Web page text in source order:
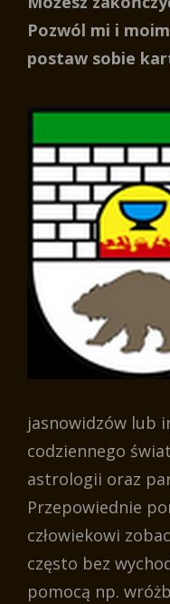
Pozwól mi i
postaw sobie
jasnowidzów lub
codziennego
astrologii oraz
Przepowiednie
człowiekowi
często bez
pomocą np.